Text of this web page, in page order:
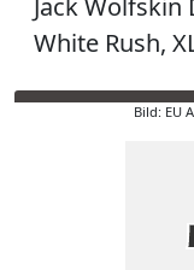
Jack Wolfskin
White Rush,
Bild: EU